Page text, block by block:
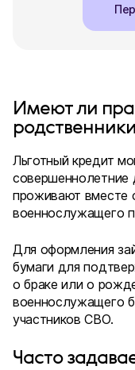
Имеют ли
Льготный кредит
совершеннолетние
проживают вместе
военнослужащего
Для оформления
бумаги для
о браке или о
военнослужащего
участников СВО.
Часто